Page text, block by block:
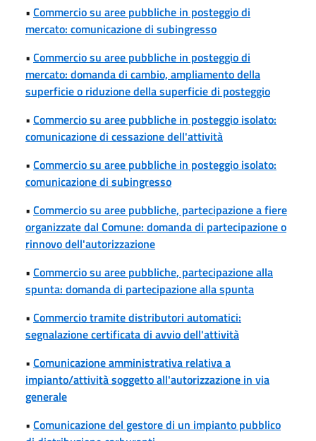
• Commercio su aree pubbliche in posteggio di
mercato: comunicazione di subingresso
• Commercio su aree pubbliche in posteggio di
mercato: domanda di cambio, ampliamento della
superficie o riduzione della superficie di posteggio
• Commercio su aree pubbliche in posteggio isolato:
comunicazione di cessazione dell'attività
• Commercio su aree pubbliche in posteggio isolato:
comunicazione di subingresso
• Commercio su aree pubbliche, partecipazione a fiere
organizzate dal Comune: domanda di partecipazione o
rinnovo dell'autorizzazione
• Commercio su aree pubbliche, partecipazione alla
spunta: domanda di partecipazione alla spunta
• Commercio tramite distributori automatici:
segnalazione certificata di avvio dell'attività
• Comunicazione amministrativa relativa a
impianto/attività soggetto all'autorizzazione in via
generale
• Comunicazione del gestore di un impianto pubblico